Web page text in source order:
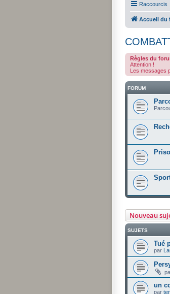
Raccourcis
Accueil du
Règles du
Attention !
Les messages
FORUM
Nouveau
SUJETS
Tué
par
un
par